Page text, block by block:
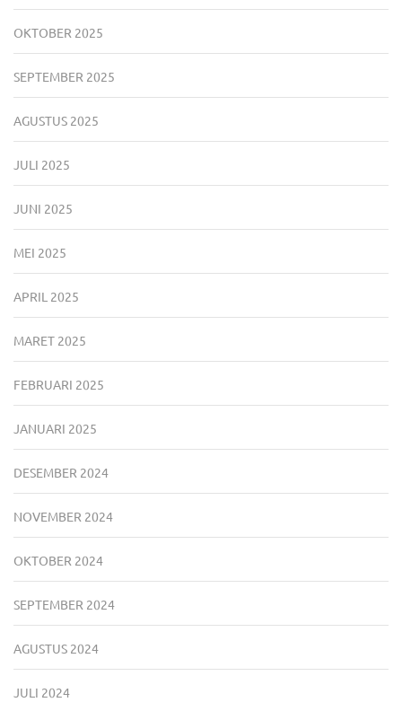
OKTOBER 2025
SEPTEMBER 2025
AGUSTUS 2025
JULI 2025
JUNI 2025
MEI 2025
APRIL 2025
MARET 2025
FEBRUARI 2025
JANUARI 2025
DESEMBER 2024
NOVEMBER 2024
OKTOBER 2024
SEPTEMBER 2024
AGUSTUS 2024
JULI 2024